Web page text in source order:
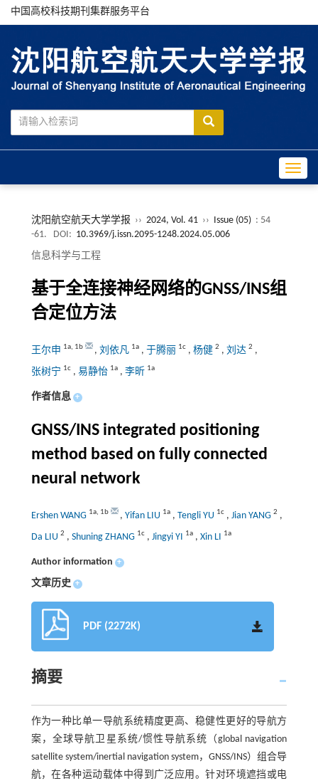
中国高校科技期刊集群服务平台
沈阳航空航天大学学报 ›› 2024, Vol. 41 ›› Issue (05) : 54
-61.
DOI: 10.3969/j.issn.2095-1248.2024.05.006
信息科学与工程
基于全连接神经网络的GNSS/INS组
合定位方法
王尔申 1a, 1b , 刘依凡 1a, 于腾丽 1c, 杨健 2 , 刘达 2 ,
张树宁 1c, 易静怡 1a, 李昕 1a
作者信息 +
GNSS/INS integrated positioning
method based on fully connected
neural network
Ershen WANG 1a, 1b , Yifan LIU 1a, Tengli YU 1c, Jian YANG 2 ,
Da LIU 2 , Shuning ZHANG 1c, Jingyi YI 1a, Xin LI 1a
Author information +
文章历史 +
PDF (2272K)
摘要
作为一种比单一导航系统精度更高、稳健性更好的导航方
案，全球导航卫星系统/惯性导航系统（global navigation
satellite system/inertial navigation system，GNSS/INS）组合导
航，在各种运动载体中得到广泛应用。针对环境遮挡或电